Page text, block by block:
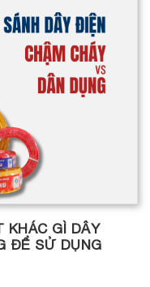
KHÁC GÌ DÂY
ĐỂ SỬ DỤNG